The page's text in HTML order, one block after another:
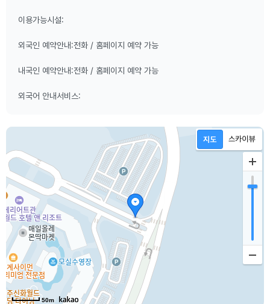
이용가능시설:
외국인 예약안내:전화 / 홈페이지 예약 가능
내국인 예약안내:전화 / 홈페이지 예약 가능
외국어 안내서비스:
50m